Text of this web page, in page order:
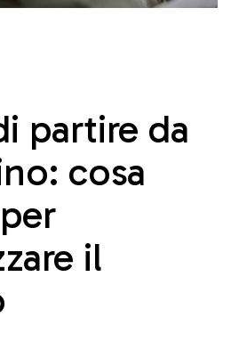
partire da
cosa
il